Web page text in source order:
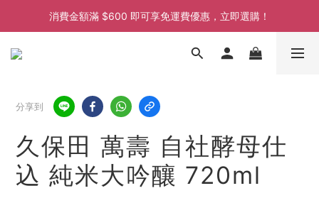
消費金額滿 $600 即可享免運費優惠，立即選購！
消費金額滿 $600 即可享免運費優惠，立即選購！
消費金額滿 $600 即可享免運費優惠，立即選購！
分享到
久保田 萬壽 自社酵母仕
込 純米大吟釀 720ml